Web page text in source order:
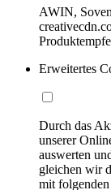
AWIN,
Erweitertes
Durch das
unserer
auswerten
gleichen wir
mit